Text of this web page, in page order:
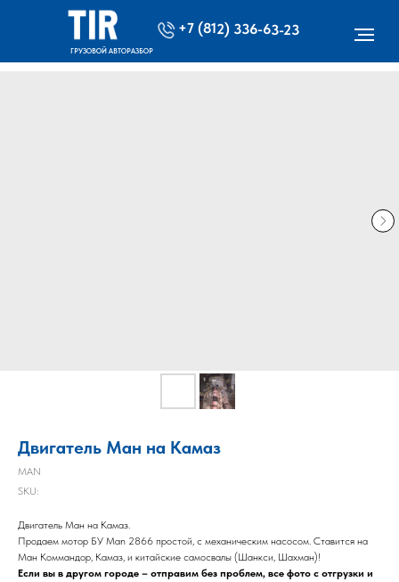
+7 (812) 336-63-23
ГРУЗОВОЙ АВТОРАЗБОР
Двигатель Ман на Камаз
MAN
SKU:
Двигатель Ман на Камаз.
Продаем мотор БУ Man 2866 простой, с механическим насосом. Ставится на
Ман Коммандор, Камаз, и китайские самосвалы (Шанкси, Шахман)!
Если вы в другом городе – отправим без проблем, все фото с отгрузки и